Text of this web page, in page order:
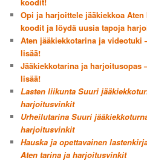
Opi ja harjoittele jääkiekkoa Aten
koodit ja löydä uusia tapoja
Aten jääkiekkotarina ja videotuki
lisää!
Jääkiekkotarina ja harjoitusopas
lisää!
Lasten liikunta Suuri
harjoitusvinkit
Urheilutarina Suuri
harjoitusvinkit
Hauska ja opettavainen
Aten tarina ja harjoitusvinkit